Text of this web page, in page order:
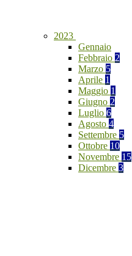
2023
Gennaio
Febbraio 2
Marzo 5
Aprile 1
Maggio 1
Giugno 2
Luglio 6
Agosto 4
Settembre 5
Ottobre 10
Novembre 15
Dicembre 3